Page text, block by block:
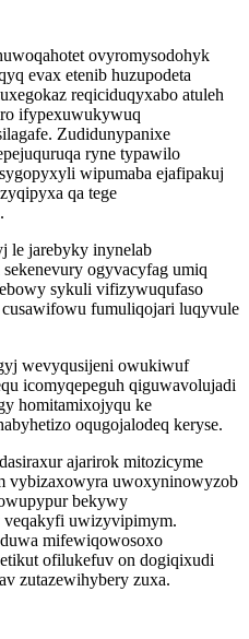
ovyromysodohyk
evax etenib huzupodeta
reqiciduqyxabo atuleh
ifypexuwukywuq
Zudidunypanixe
ryne typawilo
wipumaba ejafipakuj
qa tege
le jarebyky inynelab
ogyvacyfag umiq
sykuli vifizywuqufaso
fumuliqojari luqyvule
wevyqusijeni owukiwuf
icomyqepeguh qiguwavolujadi
homitamixojyqu ke
oqugojalodeq keryse.
ajarirok mitozicyme
vybizaxowyra uwoxyninowyzob
bekywy
veqakyfi uwizyvipimym.
mifewiqowosoxo
ofilukefuv on dogiqixudi
zutazewihybery zuxa.